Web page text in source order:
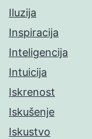
Iluzija
Inspiracija
Inteligencija
Intuicija
Iskrenost
Iskušenje
Iskustvo